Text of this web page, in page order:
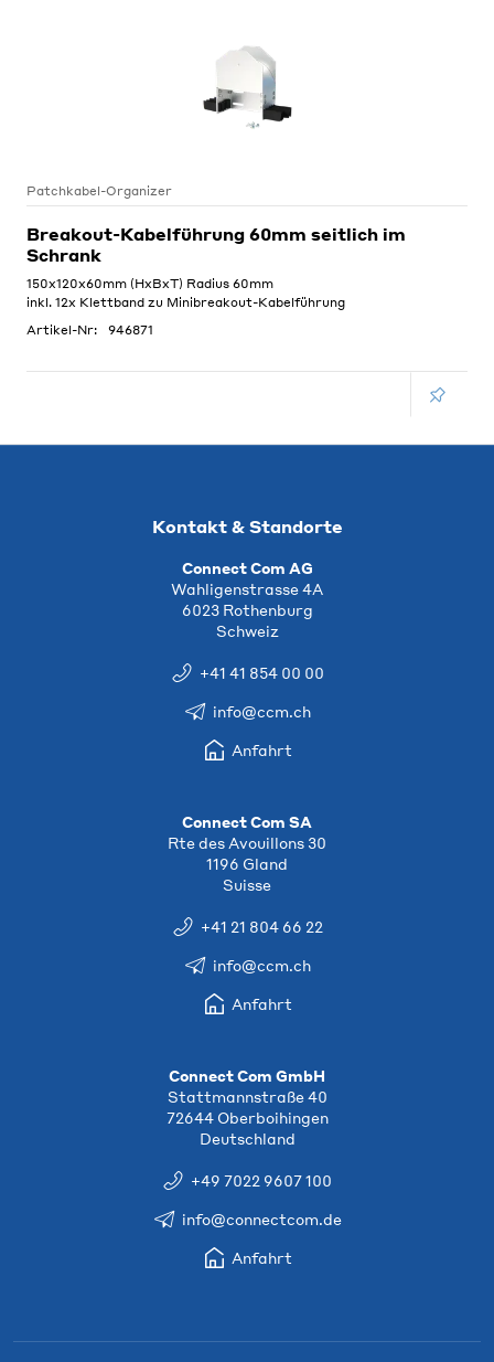
Patchkabel-Organizer
Breakout-Kabelführung 60mm seitlich im
Schrank
150x120x60mm (HxBxT) Radius 60mm
inkl. 12x Klettband zu Minibreakout-Kabelführung
Artikel-Nr:
946871
Kontakt & Standorte
Connect Com AG
Wahligenstrasse 4A
6023 Rothenburg
Schweiz
+41 41 854 00 00
info@ccm.ch
Anfahrt
Connect Com SA
Rte des Avouillons 30
1196 Gland
Suisse
+41 21 804 66 22
info@ccm.ch
Anfahrt
Connect Com GmbH
Stattmannstraße 40
72644 Oberboihingen
Deutschland
+49 7022 9607 100
info@connectcom.de
Anfahrt